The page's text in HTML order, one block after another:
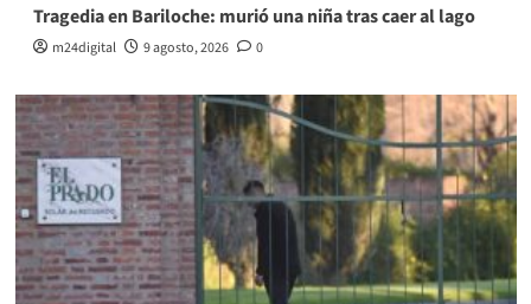
Tragedia en Bariloche: murió una niña tras caer al lago
m24digital 9 agosto, 2026 0